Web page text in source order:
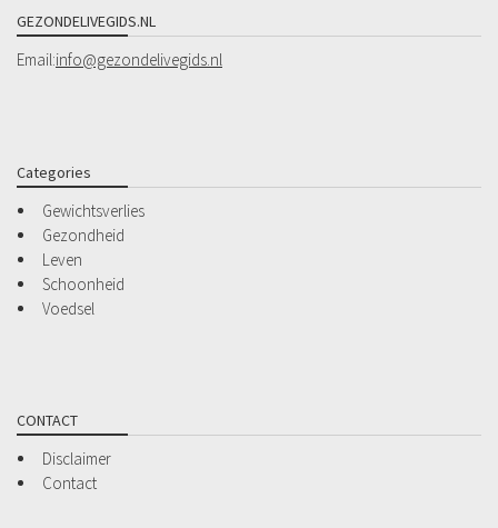
GEZONDELIVEGIDS.NL
Email:info@gezondelivegids.nl
Categories
Gewichtsverlies
Gezondheid
Leven
Schoonheid
Voedsel
CONTACT
Disclaimer
Contact